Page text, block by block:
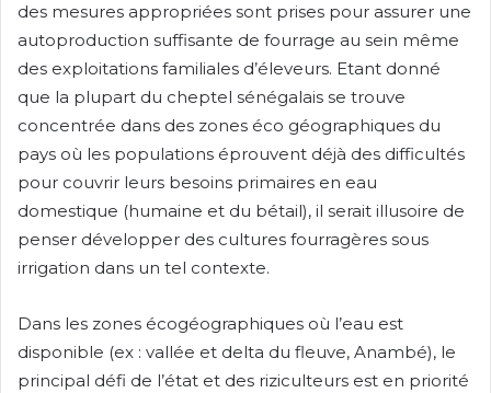
des mesures appropriées sont prises pour assurer une
autoproduction suffisante de fourrage au sein même
des exploitations familiales d’éleveurs. Etant donné
que la plupart du cheptel sénégalais se trouve
concentrée dans des zones éco géographiques du
pays où les populations éprouvent déjà des difficultés
pour couvrir leurs besoins primaires en eau
domestique (humaine et du bétail), il serait illusoire de
penser développer des cultures fourragères sous
irrigation dans un tel contexte.
Dans les zones écogéographiques où l’eau est
disponible (ex : vallée et delta du fleuve, Anambé), le
principal défi de l’état et des riziculteurs est en priorité